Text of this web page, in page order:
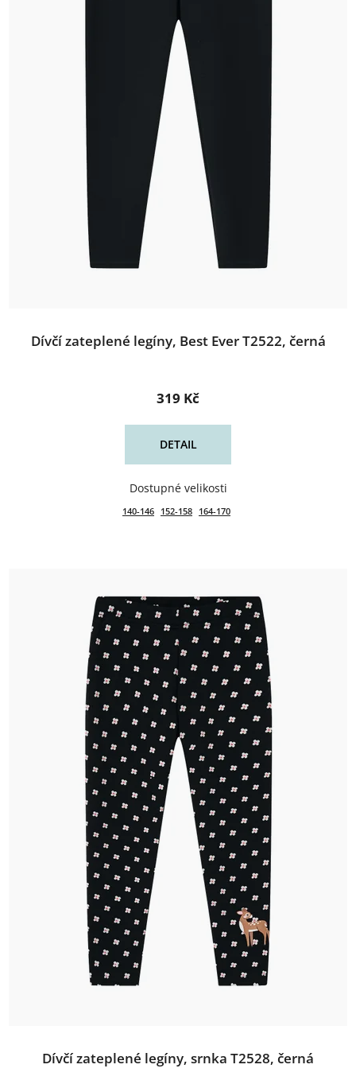
Dívčí zateplené legíny, Best Ever T2522, černá
319 Kč
DETAIL
140-146 152-158 164-170
Dívčí zateplené legíny, srnka T2528, černá